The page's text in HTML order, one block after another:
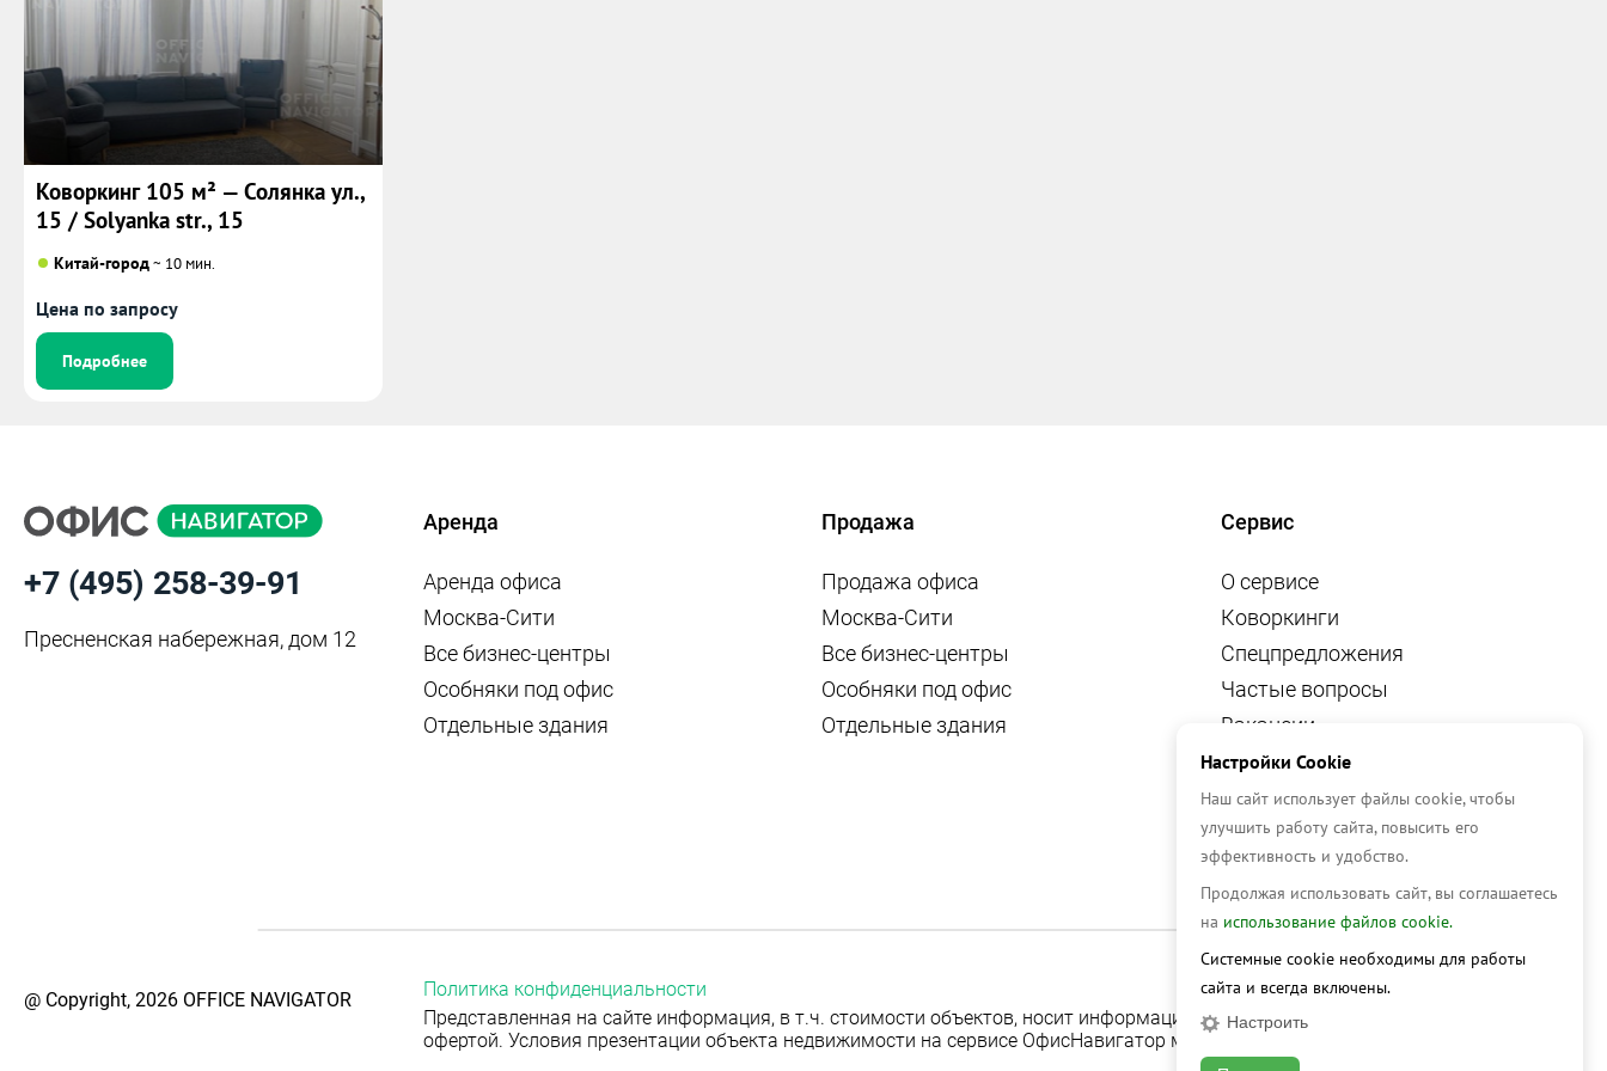
Коворкинг 105 м² — Солянка ул.,
15 / Solyanka str., 15
Китай-город~ 10 мин.
Цена по запросу
Подробнее
+7 (495) 258-39-91
Пресненская набережная, дом 12
Аренда
Аренда офиса
Москва-Сити
Все бизнес-центры
Особняки под офис
Отдельные здания
Продажа
Продажа офиса
Москва-Сити
Все бизнес-центры
Особняки под офис
Отдельные здания
Сервис
О сервисе
Коворкинги
Спецпредложения
Частые вопросы
Вакансии
Новости
Блог
Аналитика
Контакты
@ Copyright, 2026 OFFICE NAVIGATOR
Политика конфиденциальности
Представленная на сайте информация, в т.ч. стоимости объектов, носит информационный характер и не является публичной
офертой. Условия презентации объекта недвижимости на сервисе ОфисНавигатор могут быть изменены без уведомления.
Настройки Cookie
Наш сайт использует файлы cookie, чтобы
улучшить работу сайта, повысить его
эффективность и удобство.
Продолжая использовать сайт, вы соглашаетесь
на использование файлов cookie.
Системные cookie необходимы для работы
сайта и всегда включены.
Настроить